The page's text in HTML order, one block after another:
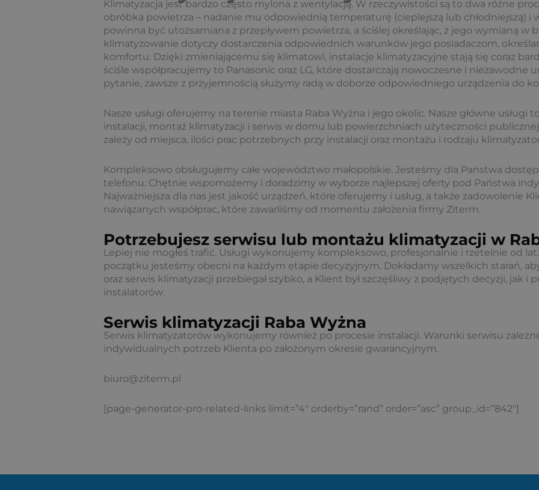
Klimatyzacja jest bardzo często mylona z wentylacją. W rzeczywistości są to dwa różne
obróbka powietrza – nadanie mu odpowiednią temperaturę (cieplejszą lub chłodniejszą) i
powinna być utożsamiana z przepływem powietrza, a ściślej określając, z jego wymianą
klimatyzowanie dotyczy dostarczenia odpowiednich warunków jego posiadaczom,
komfortu. Dzięki zmieniającemu się klimatowi, instalacje klimatyzacyjne stają się coraz
ściśle współpracujemy to Panasonic oraz LG, które dostarczają nowoczesne i niezawodne
pytanie, zawsze z przyjemnością służymy radą w doborze odpowiedniego urządzenia do
Nasze usługi oferujemy na terenie miasta Raba Wyżna i jego okolic. Nasze główne usługi
instalacji, montaż klimatyzacji i serwis w domu lub powierzchniach użyteczności
zależy od miejsca, ilości prac potrzebnych przy instalacji oraz montażu i rodzaju
Kompleksowo obsługujemy całe województwo małopolskie. Jesteśmy dla Państwa
telefonu. Chętnie wspomożemy i doradzimy w wyborze najlepszej oferty pod Państwa
Najważniejsza dla nas jest jakość urządzeń, które oferujemy i usług, a także zadowolenie
nawiązanych współprac, które zawarliśmy od momentu założenia firmy Ziterm.
Potrzebujesz serwisu lub montażu klimatyzacji w
Lepiej nie mogłeś trafić. Usługi wykonujemy kompleksowo, profesjonalnie i rzetelnie od
początku jesteśmy obecni na każdym etapie decyzyjnym. Dokładamy wszelkich starań,
oraz serwis klimatyzacji przebiegał szybko, a Klient był szczęśliwy z podjętych decyzji, jak i
instalatorów.
Serwis klimatyzacji Raba Wyżna
Serwis klimatyzatorów wykonujemy również po procesie instalacji. Warunki serwisu
indywidualnych potrzeb Klienta po założonym okresie gwarancyjnym.
biuro@ziterm.pl
[page-generator-pro-related-links limit=”4″ orderby=”rand” order=”asc” group_id=”842″]